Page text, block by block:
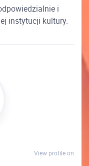
i
instytucji kultury.
View profile on